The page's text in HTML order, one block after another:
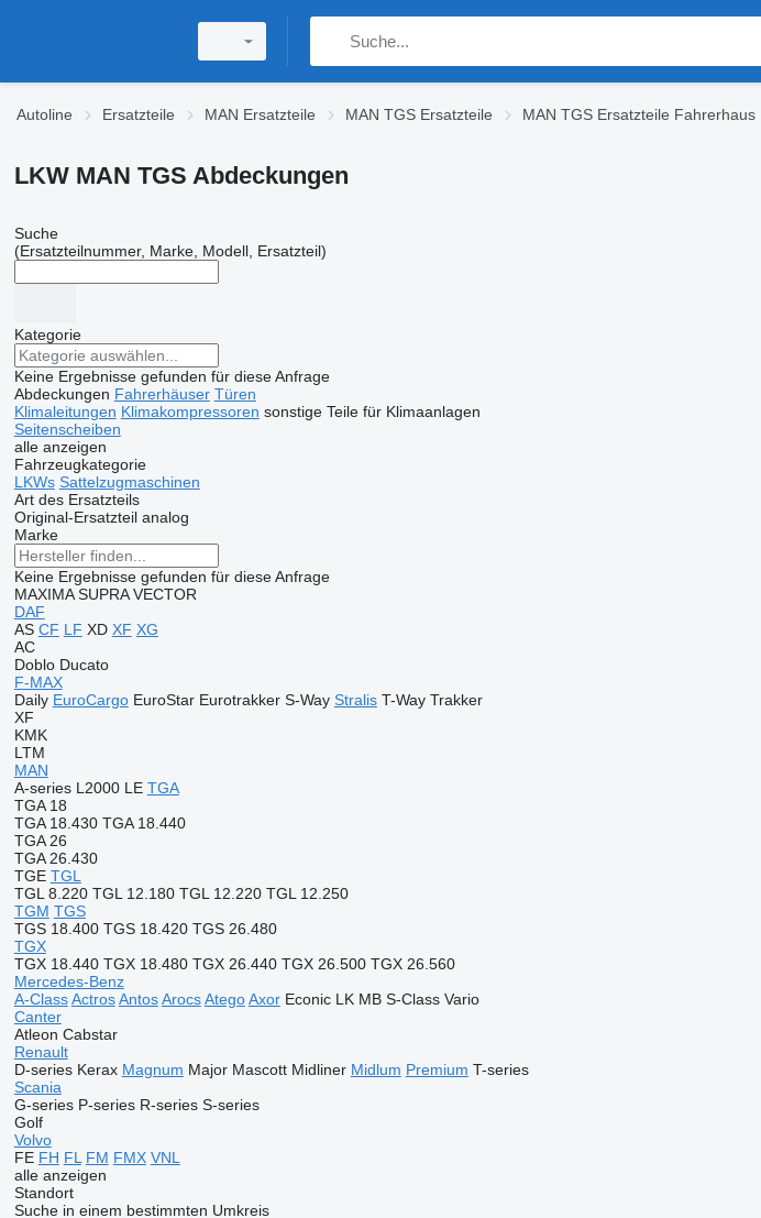
Autoline Ersatzteile MAN Ersatzteile MAN TGS Ersatzteile MAN TGS Ersatzteile Fahrerhaus
LKW MAN TGS Abdeckungen
Suche
(Ersatzteilnummer, Marke, Modell, Ersatzteil)
Kategorie
Keine Ergebnisse gefunden für diese Anfrage
Abdeckungen Fahrerhäuser Türen
Klimaleitungen Klimakompressoren sonstige Teile für Klimaanlagen
Seitenscheiben
alle anzeigen
Fahrzeugkategorie
LKWs Sattelzugmaschinen
Art des Ersatzteils
Original-Ersatzteil analog
Marke
Keine Ergebnisse gefunden für diese Anfrage
MAXIMA SUPRA VECTOR
DAF
AS CF LF XD XF XG
AC
Doblo Ducato
F-MAX
Daily EuroCargo EuroStar Eurotrakker S-Way Stralis T-Way Trakker
XF
KMK
LTM
MAN
A-series L2000 LE TGA
TGA 18
TGA 18.430 TGA 18.440
TGA 26
TGA 26.430
TGE TGL
TGL 8.220 TGL 12.180 TGL 12.220 TGL 12.250
TGM TGS
TGS 18.400 TGS 18.420 TGS 26.480
TGX
TGX 18.440 TGX 18.480 TGX 26.440 TGX 26.500 TGX 26.560
Mercedes-Benz
A-Class Actros Antos Arocs Atego Axor Econic LK MB S-Class Vario
Canter
Atleon Cabstar
Renault
D-series Kerax Magnum Major Mascott Midliner Midlum Premium T-series
Scania
G-series P-series R-series S-series
Golf
Volvo
FE FH FL FM FMX VNL
alle anzeigen
Standort
Suche in einem bestimmten Umkreis